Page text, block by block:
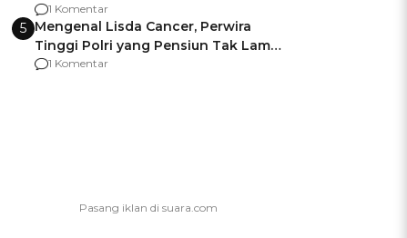
Berencana Pakai Jimat di Pakansari
1 Komentar
5 Mengenal Lisda Cancer, Perwira
Tinggi Polri yang Pensiun Tak Lama
Usai Jadi Brigjen
1 Komentar